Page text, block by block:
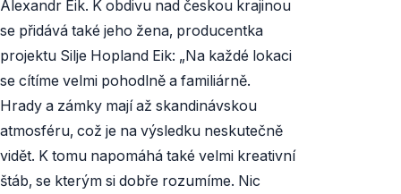
Alexandr Eik. K obdivu nad českou krajinou
se přidává také jeho žena, producentka
projektu Silje Hopland Eik: „Na každé lokaci
se cítíme velmi pohodlně a familiárně.
Hrady a zámky mají až skandinávskou
atmosféru, což je na výsledku neskutečně
vidět. K tomu napomáhá také velmi kreativní
štáb, se kterým si dobře rozumíme. Nic